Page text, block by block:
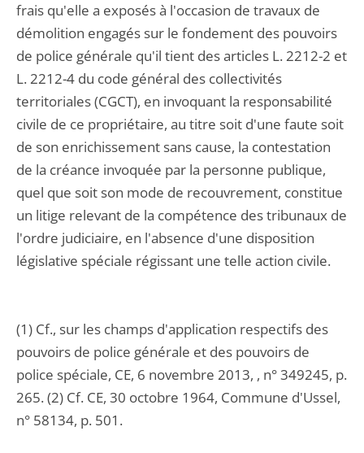
frais qu'elle a exposés à l'occasion de travaux de
démolition engagés sur le fondement des pouvoirs
de police générale qu'il tient des articles L. 2212-2 et
L. 2212-4 du code général des collectivités
territoriales (CGCT), en invoquant la responsabilité
civile de ce propriétaire, au titre soit d'une faute soit
de son enrichissement sans cause, la contestation
de la créance invoquée par la personne publique,
quel que soit son mode de recouvrement, constitue
un litige relevant de la compétence des tribunaux de
l'ordre judiciaire, en l'absence d'une disposition
législative spéciale régissant une telle action civile.
(1) Cf., sur les champs d'application respectifs des
pouvoirs de police générale et des pouvoirs de
police spéciale, CE, 6 novembre 2013, , n° 349245, p.
265. (2) Cf. CE, 30 octobre 1964, Commune d'Ussel,
n° 58134, p. 501.